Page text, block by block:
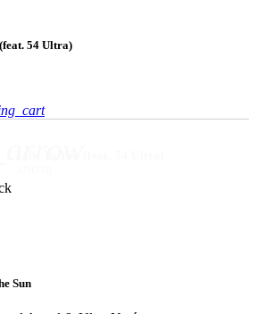
54 Ultra)
Sun